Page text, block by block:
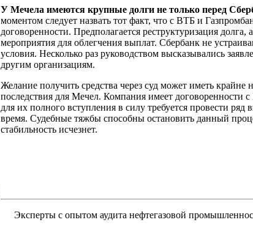
У Мечела имеются крупные долги не только перед
моментом следует назвать тот факт, что с ВТБ и
договоренности. Предполагается реструктуризация долга,
мероприятия для облегчения выплат. Сбербанк не
условия. Несколько раз руководством высказывались
другим организациям.
Желание получить средства через суд может иметь крайне
последствия для Мечел. Компания имеет договоренности
для их полного вступления в силу требуется провести
время. Судебные тяжбы способны остановить данный
стабильность исчезнет.
Эксперты с опытом аудита нефтегазовой